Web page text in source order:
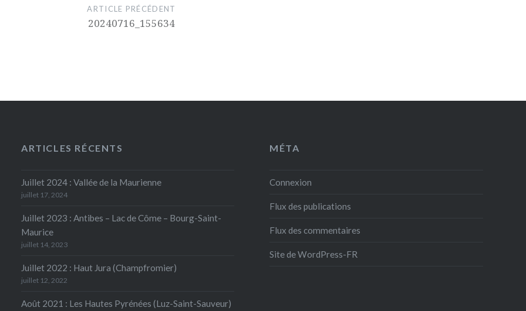
ARTICLE PRÉCÉDENT
20240716_155634
ARTICLES RÉCENTS
Juillet 2024 : Vallée de la Maurienne
juillet 17, 2024
Juillet 2023 : Antibes – Lac de Côme – Bourg-Saint-
Maurice
juillet 14, 2023
Juillet 2022 : Haut Jura (Champfromier)
juillet 12, 2022
Août 2021 : Les Hautes Pyrénées (Luz-Saint-Sauveur)
MÉTA
Connexion
Flux des publications
Flux des commentaires
Site de WordPress-FR